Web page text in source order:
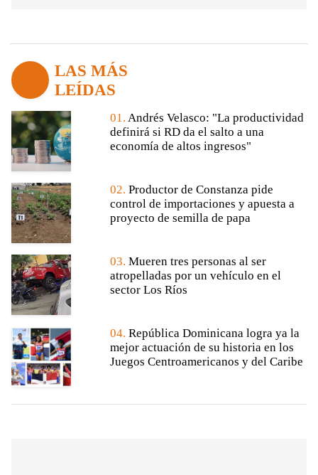
LAS MÁS
LEÍDAS
01. Andrés Velasco: "La productividad
definirá si RD da el salto a una
economía de altos ingresos"
02. Productor de Constanza pide
control de importaciones y apuesta a
proyecto de semilla de papa
03. Mueren tres personas al ser
atropelladas por un vehículo en el
sector Los Ríos
04. República Dominicana logra ya la
mejor actuación de su historia en los
Juegos Centroamericanos y del Caribe